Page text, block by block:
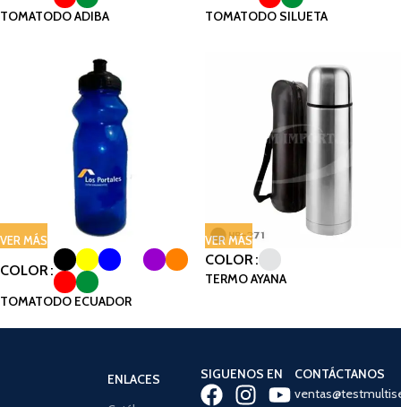
TOMATODO ADIBA TOMATODO SILUETA
VER MÁS
COLOR
TOMATODO ECUADOR
VER MÁS
COLOR
TERMO AYANA
ENLACES
SIGUENOS EN
CONTÁCTANOS